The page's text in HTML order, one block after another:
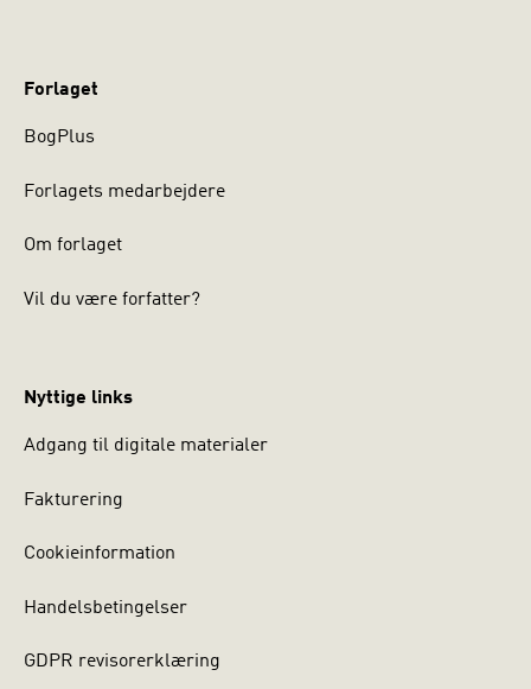
Forlaget
BogPlus
Forlagets medarbejdere
Om forlaget
Vil du være forfatter?
Nyttige links
Adgang til digitale materialer
Fakturering
Cookieinformation
Handelsbetingelser
GDPR revisorerklæring